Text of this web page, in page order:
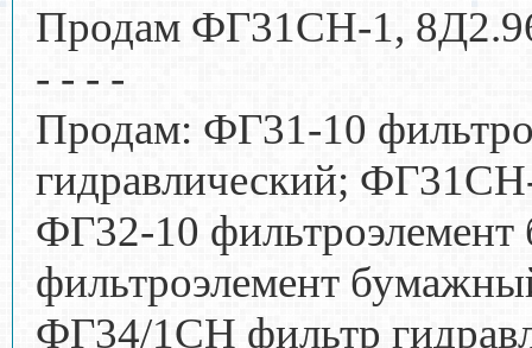
Продам ФГ31СН-1,
- - - -
Продам: ФГ31-10
гидравлический;
ФГ32-10
фильтроэлемент
ФГ34/1СН фильтр